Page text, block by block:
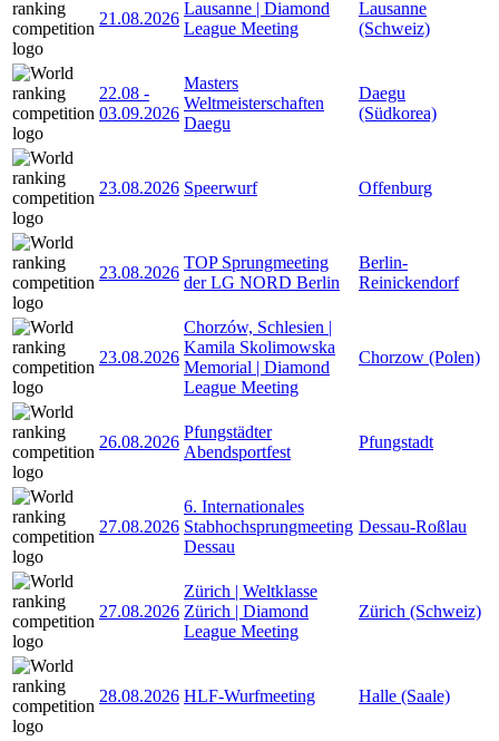
21.08.2026
Lausanne | Diamond
League Meeting
Lausanne
(Schweiz)
22.08 -
03.09.2026
Masters
Weltmeisterschaften
Daegu
Daegu
(Südkorea)
23.08.2026 Speerwurf Offenburg
23.08.2026
TOP Sprungmeeting
der LG NORD Berlin
Berlin-
Reinickendorf
23.08.2026
Chorzów, Schlesien |
Kamila Skolimowska
Memorial | Diamond
League Meeting
Chorzow (Polen)
26.08.2026
Pfungstädter
Abendsportfest
Pfungstadt
27.08.2026
6. Internationales
Stabhochsprungmeeting
Dessau
Dessau-Roßlau
27.08.2026
Zürich | Weltklasse
Zürich | Diamond
League Meeting
Zürich (Schweiz)
28.08.2026 HLF-Wurfmeeting Halle (Saale)